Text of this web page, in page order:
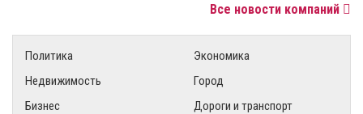
Все новости компаний
Политика
Экономика
Недвижимость
Город
Бизнес
Дороги и транспорт